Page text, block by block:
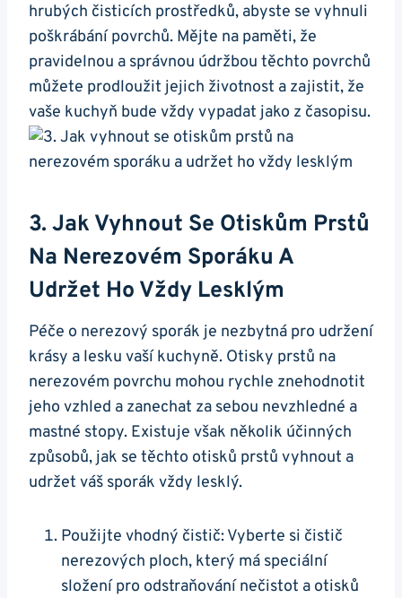
hrubých čisticích prostředků,⁤ abyste ‌se vyhnuli
poškrábání povrchů. Mějte na paměti, že‌
pravidelnou a správnou údržbou těchto povrchů
můžete prodloužit jejich⁣ životnost a​ zajistit, že
vaše kuchyň bude vždy vypadat jako z​ časopisu.
3. Jak⁢ Vyhnout⁢ Se Otiskům ‌prstů
‍na Nerezovém⁢ Sporáku A⁣
Udržet Ho Vždy‌ Lesklým
Péče o‌ nerezový sporák ⁣je nezbytná pro udržení
⁤krásy a lesku vaší kuchyně. Otisky prstů ⁤na
nerezovém povrchu mohou ‌rychle znehodnotit
‌jeho vzhled⁤ a zanechat za sebou ​nevzhledné a
mastné ⁢stopy.‌ Existuje však několik ⁢účinných
způsobů, jak se ​těchto otisků prstů vyhnout a ​
udržet‍ váš sporák vždy‍ lesklý.
Použijte ⁣vhodný čistič: Vyberte si čistič
nerezových ploch, ⁣který má speciální
složení pro odstraňování nečistot a otisků